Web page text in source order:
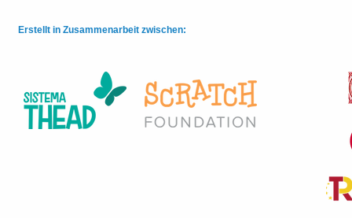
Erstellt in Zusammenarbeit zwischen: